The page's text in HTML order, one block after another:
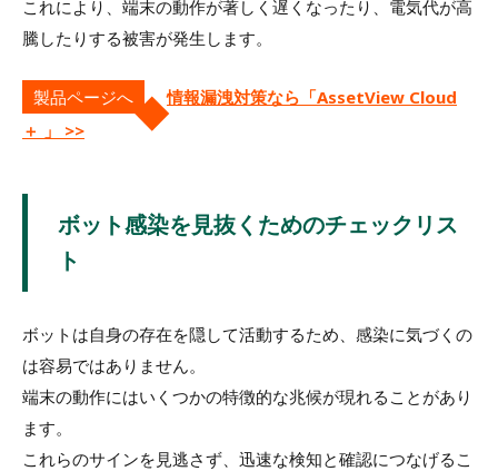
これにより、端末の動作が著しく遅くなったり、電気代が高
騰したりする被害が発生します。
製品ページへ
情報漏洩対策なら「AssetView Cloud
＋ 」 >>
ボット感染を見抜くためのチェックリス
ト
ボットは自身の存在を隠して活動するため、感染に気づくの
は容易ではありません。
端末の動作にはいくつかの特徴的な兆候が現れることがあり
ます。
これらのサインを見逃さず、迅速な検知と確認につなげるこ